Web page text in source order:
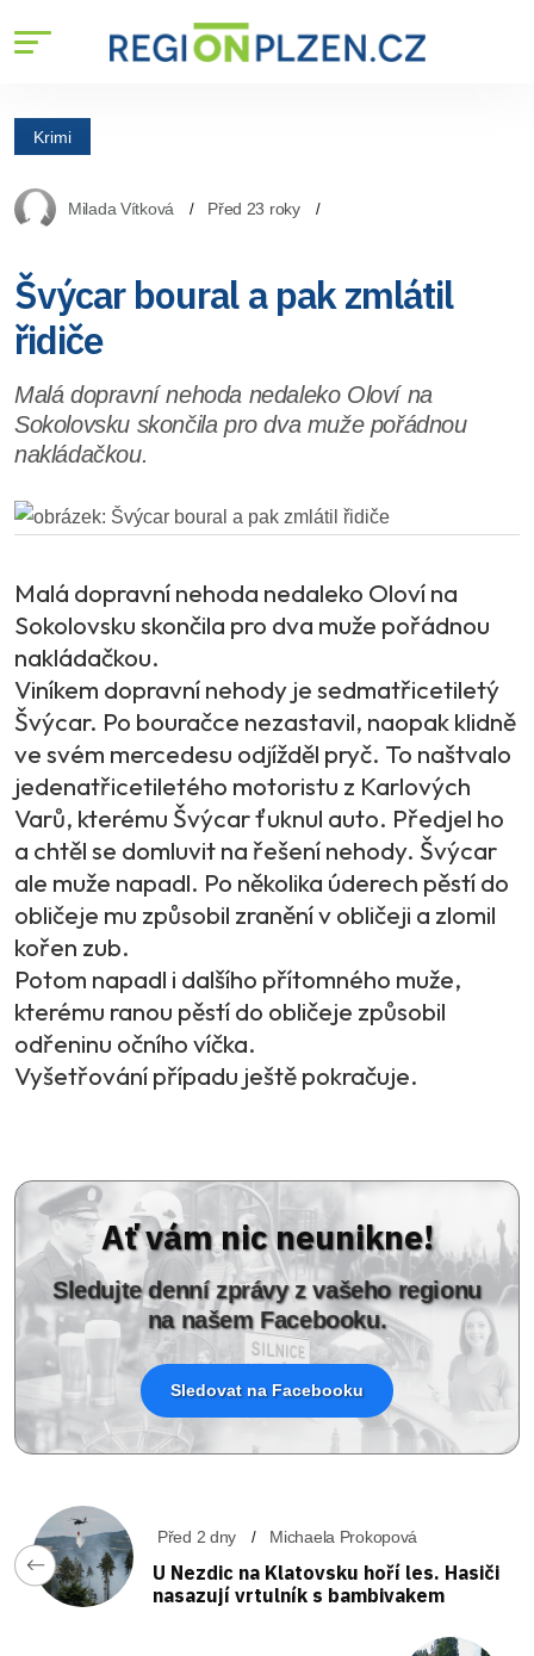
Krimi
Milada Vítková Před 23 roky
Švýcar boural a pak zmlátil
řidiče
Malá dopravní nehoda nedaleko Oloví na
Sokolovsku skončila pro dva muže pořádnou
nakládačkou.
Malá dopravní nehoda nedaleko Oloví na
Sokolovsku skončila pro dva muže pořádnou
nakládačkou.
Viníkem dopravní nehody je sedmatřicetiletý
Švýcar. Po bouračce nezastavil, naopak klidně
ve svém mercedesu odjížděl pryč. To naštvalo
jedenatřicetiletého motoristu z Karlových
Varů, kterému Švýcar ťuknul auto. Předjel ho
a chtěl se domluvit na řešení nehody. Švýcar
ale muže napadl. Po několika úderech pěstí do
obličeje mu způsobil zranění v obličeji a zlomil
kořen zub.
Potom napadl i dalšího přítomného muže,
kterému ranou pěstí do obličeje způsobil
odřeninu očního víčka.
Vyšetřování případu ještě pokračuje.
Ať vám nic neunikne!
Sledujte denní zprávy z vašeho regionu
na našem Facebooku.
Sledovat na Facebooku
Před 2 dny Michaela Prokopová
U Nezdic na Klatovsku hoří les. Hasiči
nasazují vrtulník s bambivakem